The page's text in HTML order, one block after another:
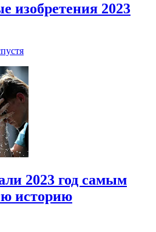
изобретения 2023
2023 год самым
историю